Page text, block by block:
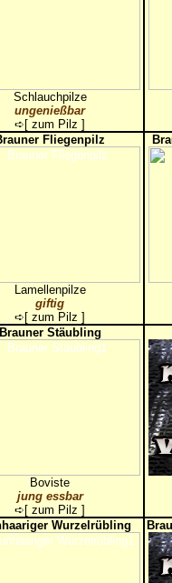
Schlauchpilze
ungenießbar
➪[ zum Pilz ]
Fliegenpilz
Lamellenpilze
giftig
➪[ zum Pilz ]
Brauner Stäubling
Boviste
jung essbar
➪[ zum Pilz ]
Wurzelrübling